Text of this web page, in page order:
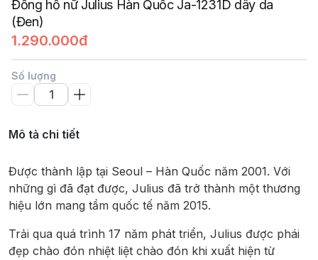
Đồng hồ nữ Julius Hàn Quốc Ja-1231D dây da
(Đen)
1.290.000đ
Số lượng
Mô tả chi tiết
Được thành lập tại Seoul – Hàn Quốc năm 2001. Với
những gì đã đạt được, Julius đã trở thành một thương
hiệu lớn mang tầm quốc tế năm 2015.
Trải qua quá trình 17 năm phát triển, Julius được phái
đẹp chào đón nhiệt liệt chào đón khi xuất hiện từ